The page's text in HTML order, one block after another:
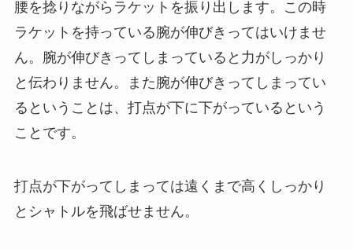
腰を捻りながらラケットを振り出します。この時
ラケットを持っている腕が伸びきってはいけませ
ん。腕が伸びきってしまっていると力がしっかり
と伝わりません。また腕が伸びきってしまってい
るということは、打点が下に下がっているという
ことです。
打点が下がってしまっては遠くまで高くしっかり
とシャトルを飛ばせません。